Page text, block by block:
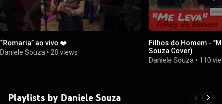
“Romaria” ao vivo ❤️
Daniele Souza • 20 views
Filhos do Homem -
Souza Cover)
Daniele Souza • 110
Playlists by Daniele Souza